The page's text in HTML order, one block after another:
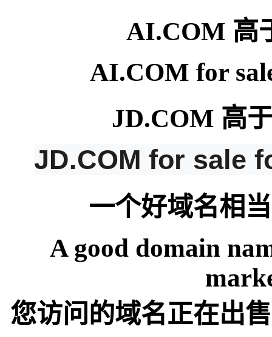
AI.COM 高
AI.COM for
JD.COM 高
JD.COM for sale
一个好域名相
A good domain
您访问的域名正在出